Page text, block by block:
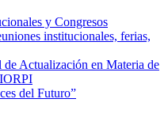
y Congresos
institucionales, ferias,
de Actualización en Materia de
del Futuro”